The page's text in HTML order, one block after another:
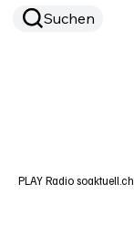
Suchen
PLAY Radio soaktuell.ch